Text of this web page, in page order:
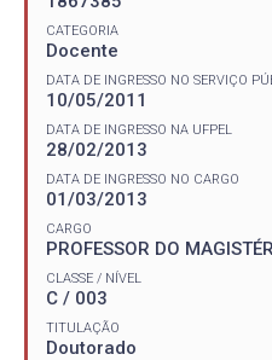
CATEGORIA
Docente
DATA DE INGRESSO NO SERVIÇO
10/05/2011
DATA DE INGRESSO NA UFPEL
28/02/2013
DATA DE INGRESSO NO CARGO
01/03/2013
CARGO
PROFESSOR DO
CLASSE / NÍVEL
C / 003
TITULAÇÃO
Doutorado